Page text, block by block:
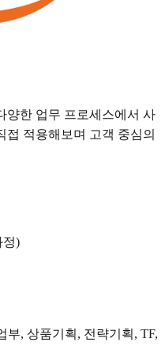
양한 업무 프로세스에서 사
접 적용해보며 고객 중심의
정)
부, 상품기획, 전략기획, TF,